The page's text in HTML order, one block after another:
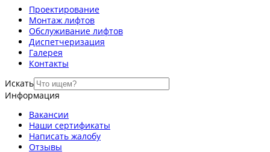
Проектирование
Монтаж лифтов
Обслуживание лифтов
Диспетчеризация
Галерея
Контакты
Искать
Информация
Вакансии
Наши сертификаты
Написать жалобу
Отзывы